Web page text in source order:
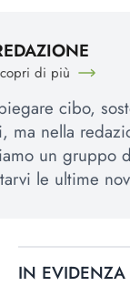
di più
cibo,
ma nella
un gruppo
le ultime
IN EVIDENZA